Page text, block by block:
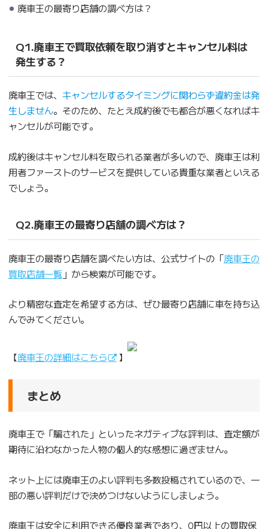
廃車王の最寄り店舗の調べ方は？
Q1.廃車王で買取依頼を取り消すとキャンセル料は
発生する？
廃車王では、 キャンセルするタイミングに関わらず違約金は発
生しません。そのため、たとえ成約後でも都合が悪くなればキ
ャンセルが可能です。
成約後はキャンセル料を取られる業者が多いので、廃車王は利
用者ファーストのサービスを提供している貴重な業者といえる
でしょう。
Q2.廃車王の最寄り店舗の調べ方は？
廃車王の最寄り店舗を調べたい方は、公式サイトの「廃車王の
買取店舗一覧」から検索が可能です。
より精密な査定を希望する方は、ぜひ最寄り店舗に車を持ち込
んでみてください。
【廃車王の詳細はこちら 】
まとめ
廃車王で「騙された」といったネガティブな評判は、査定額が
期待に沿わなかった人物の個人的な感想に過ぎません。
ネット上には廃車王のよい評判も多数投稿されているので、一
部の悪い評判だけで決めつけないようにしましょう。
廃車王は安全に利用できる優良業者であり、0円以上の買取保